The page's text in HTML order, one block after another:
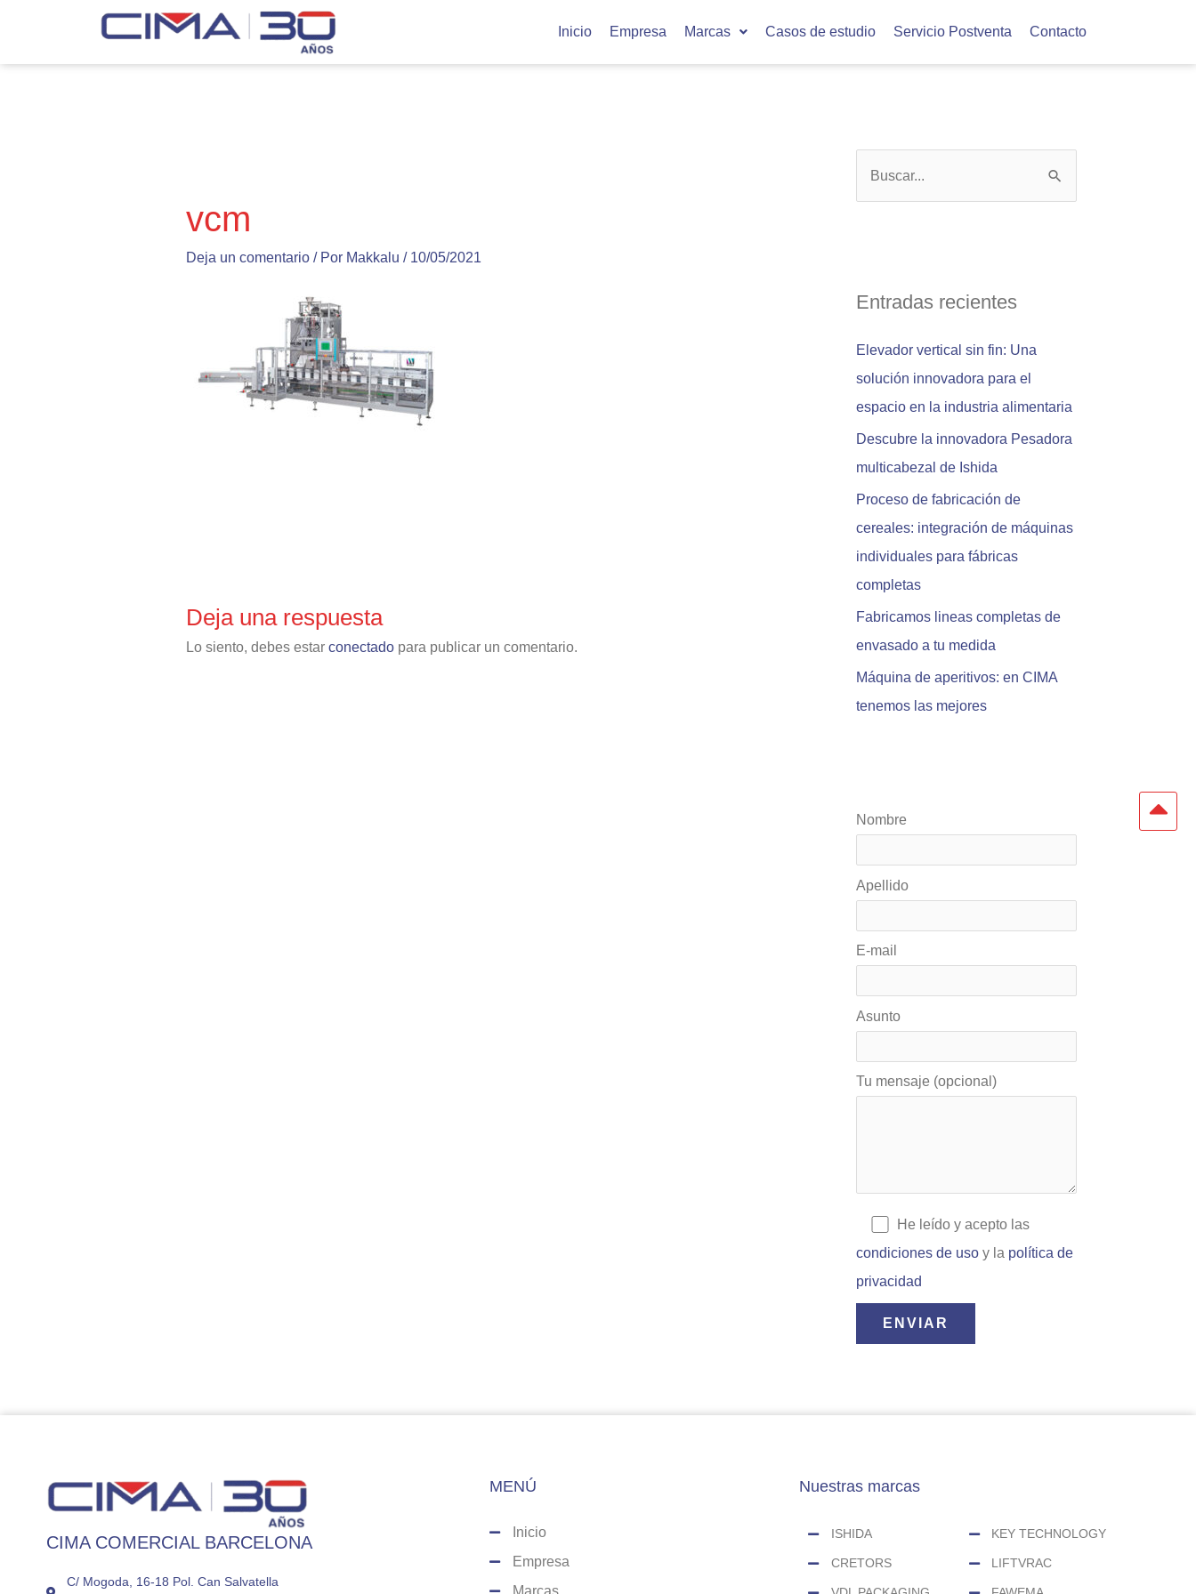
Inicio Empresa Marcas Casos de estudio Servicio Postventa Contacto
vcm
Deja un comentario / Por Makkalu / 10/05/2021
Deja una respuesta
Lo siento, debes estar conectadopara publicar un comentario.
a
p
o
r
:
Entradas recientes
Elevador vertical sin fin: Una
solución innovadora para el
espacio en la industria alimentaria
Descubre la innovadora Pesadora
multicabezal de Ishida
Proceso de fabricación de
cereales: integración de máquinas
individuales para fábricas
completas
Fabricamos lineas completas de
envasado a tu medida
Máquina de aperitivos: en CIMA
tenemos las mejores
Nombre
Apellido
E-mail
Asunto
Tu mensaje (opcional)
He leído y acepto las
condiciones de uso y la política de
privacidad
CIMA COMERCIAL BARCELONA
C/ Mogoda, 16-18 Pol. Can Salvatella
MENÚ
Inicio
Empresa
Nuestras marcas
ISHIDA
CRETORS
KEY TECHNOLOGY
LIFTVRAC